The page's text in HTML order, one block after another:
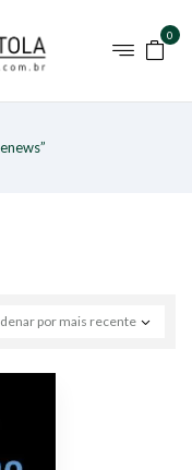
0
por mais recente